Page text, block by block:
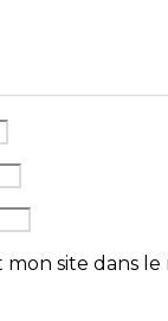
site dans